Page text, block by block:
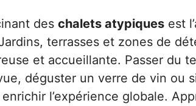
des chalets atypiques est
terrasses et zones de
et accueillante. Passer du
déguster un verre de vin ou
l’expérience globale.